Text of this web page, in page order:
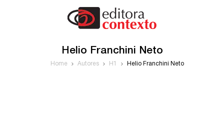
Helio Franchini Neto
Home Autores H1 Helio Franchini Neto